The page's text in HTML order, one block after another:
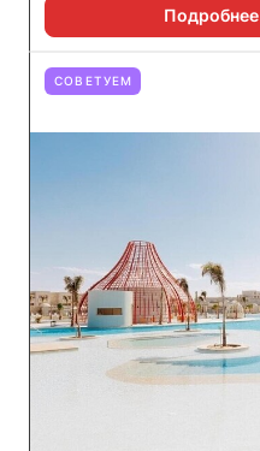
Подробнее
СОВЕТУЕМ